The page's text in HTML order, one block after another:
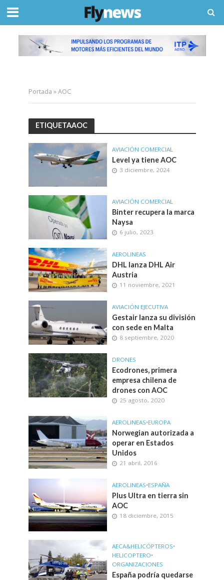
Portada »AOC
ETIQUETAAOC
AVIACIÓN COMERCIAL
Level ya tiene AOC
3 diciembre, 2024
AVIACIÓN COMERCIAL
Binter recupera la marca
Naysa
6 julio, 2023
AEROLINEAS
DHL lanza DHL Air
Austria
11 noviembre, 2021
AVIACIÓN EJECUTIVA
Gestair lanza su división
con sede en Malta
8 septiembre, 2020
DRONES
Ecodrones, primera
empresa chilena de
drones con AOC
25 agosto, 2020
AEROLINEAS•EUROPA
Norwegian autorizada a
operar en Estados
Unidos
21 abril, 2016
AEROLINEAS•ESPAÑA
Plus Ultra en tierra sin
AOC
18 diciembre, 2015
AECA&HELICÓPTEROS•
HELICOPTERO•
ORGANIZACIONES
España podría quedarse